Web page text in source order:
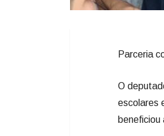
Parceria
O
escolares